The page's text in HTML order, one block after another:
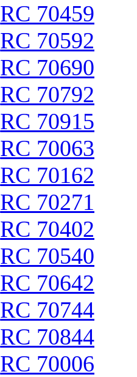
RC 70459
RC 70592
RC 70690
RC 70792
RC 70915
RC 70063
RC 70162
RC 70271
RC 70402
RC 70540
RC 70642
RC 70744
RC 70844
RC 70006